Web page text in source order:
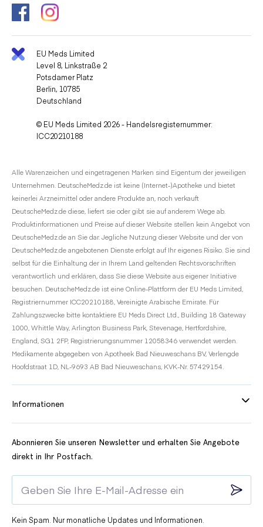
EU Meds Limited
Level 8, Linkstraße 2
Potsdamer Platz
Berlin, 10785
Deutschland
© EU Meds Limited 2026 - Handelsregisternummer:
ICC20210188
Alle Warenzeichen und eingetragenen Marken sind Eigentum der jeweiligen
Unternehmen. DeutscheMedz.de ist keine (Internet-)Apotheke und bietet
keinerlei Arzneimittel oder andere Produkte an, noch verkauft
DeutscheMedz.de diese, liefert sie oder gibt sie auf anderem Wege ab.
Produktinformationen und Preise auf dieser Website stellen kein Angebot von
DeutscheMedz.de an Sie dar. Jegliche Nutzung dieser Website und der von
DeutscheMedz.de angebotenen Dienste erfolgt auf Ihr eigenes Risiko. Sie sind
selbst für die Einhaltung der in Ihrem Land geltenden Rechtsvorschriften
verantwortlich und erklären, dass Sie diese Website aus eigener Initiative
besuchen. DeutscheMedz.de ist eine Online-Plattform der EU Meds Limited,
Registriernummer ICC20210188, Vereinigte Arabische Emirate. Für
Zahlungszwecke bitte kontaktiere EU Meds Direct Ltd., Building 18 Gateway
1000, Whittle Way, Arlington Business Park, Stevenage, Hertfordshire,
England, SG1 2FP, Registrierungsnummer 12058346 verwendet werden.
Medikamente abgegeben von Apotheek Bad Nieuweschans BV, Verlengde
Hoofdstraat 1D, NL-9693 AB Bad Nieuweschans, KVK-Nr. 57429154.
Informationen
Abonnieren Sie unseren Newsletter und erhalten Sie Angebote
direkt in Ihr Postfach.
Kein Spam. Nur monatliche Updates und Informationen.